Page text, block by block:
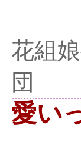
花組
団
愛い